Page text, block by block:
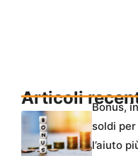
Articoli
Bonus,
soldi
l’aiuto